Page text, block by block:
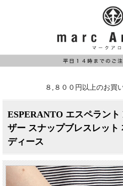
８,８００円以上のお買
ESPERANTO エスペラント
ザー スナップブレスレット
ディース